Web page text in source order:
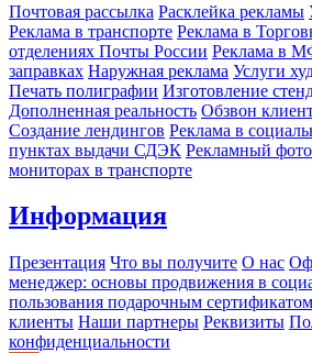
Почтовая рассылка Расклейка рекламы
Реклама в транспорте Реклама в
отделениях Почты России Реклама в
заправках Наружная реклама Услуги
Печать полиграфии Изготовление
Дополненная реальность Обзвон
Создание лендингов Реклама в
пунктах выдачи СДЭК Рекламный
мониторах в транспорте
Информация
Презентация Что вы получите О нас
менеджер: основы продвижения в
пользования подарочным
клиенты Наши партнеры Реквизиты
конфиденциальности